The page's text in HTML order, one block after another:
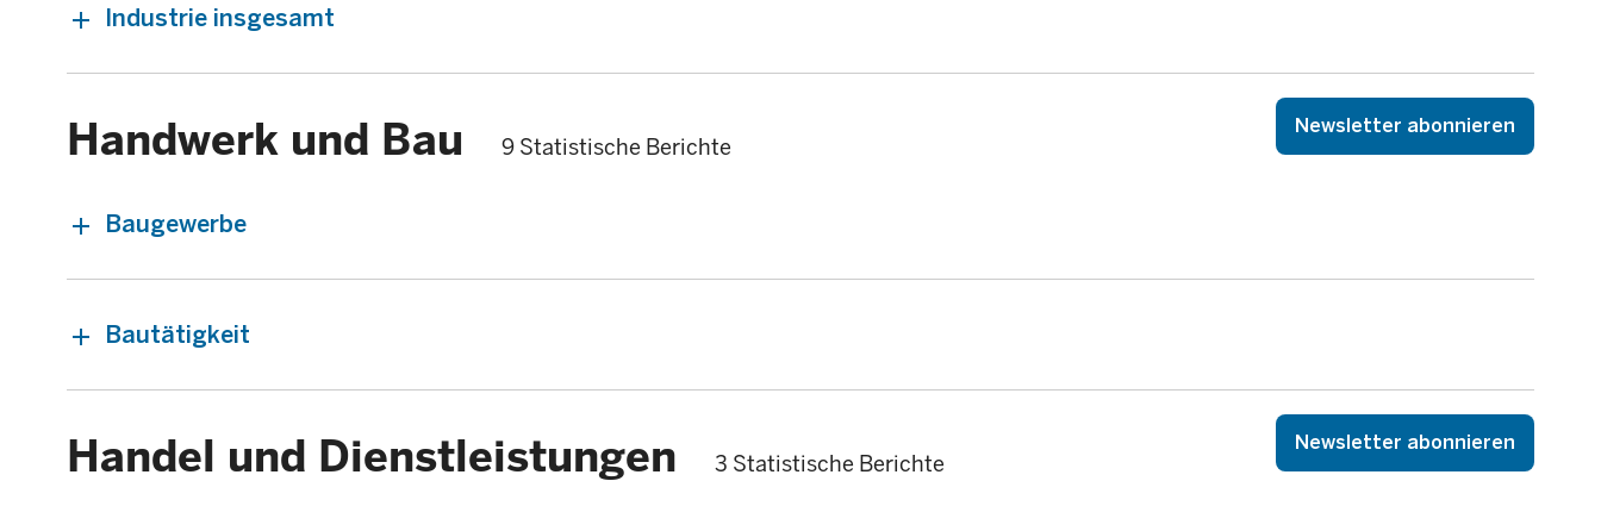
Industrie insgesamt
Handwerk und Bau 9 Statistische Berichte
Newsletter abonnieren
Baugewerbe
Bautätigkeit
Handel und Dienstleistungen 3 Statistische Berichte
Newsletter abonnieren